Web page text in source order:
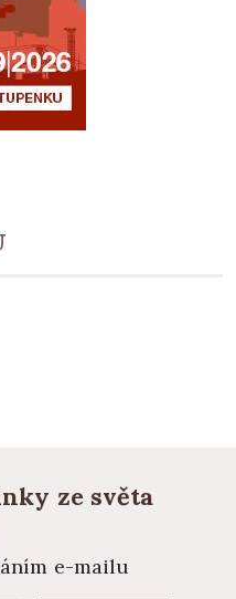
ze světa
e-mailu